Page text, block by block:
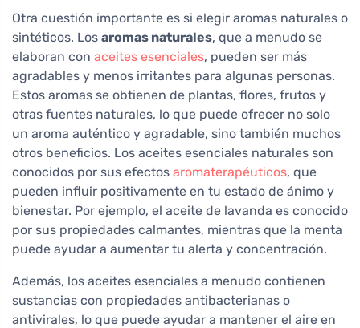
Otra cuestión importante es si elegir aromas naturales o
sintéticos. Los aromas naturales, que a menudo se
elaboran con aceites esenciales, pueden ser más
agradables y menos irritantes para algunas personas.
Estos aromas se obtienen de plantas, flores, frutos y
otras fuentes naturales, lo que puede ofrecer no solo
un aroma auténtico y agradable, sino también muchos
otros beneficios. Los aceites esenciales naturales son
conocidos por sus efectos aromaterapéuticos, que
pueden influir positivamente en tu estado de ánimo y
bienestar. Por ejemplo, el aceite de lavanda es conocido
por sus propiedades calmantes, mientras que la menta
puede ayudar a aumentar tu alerta y concentración.
Además, los aceites esenciales a menudo contienen
sustancias con propiedades antibacterianas o
antivirales, lo que puede ayudar a mantener el aire en